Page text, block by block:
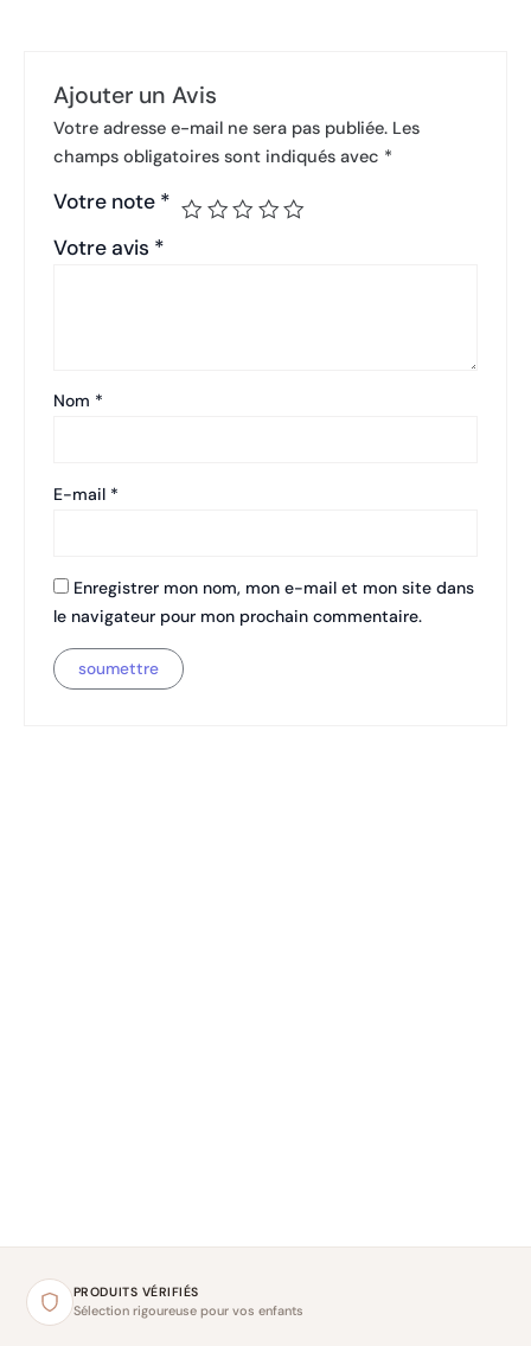
Ajouter un Avis
Votre adresse e-mail ne sera pas publiée. Les
champs obligatoires sont indiqués avec *
Votre note *
Votre avis *
Nom *
E-mail *
Enregistrer mon nom, mon e-mail et mon site dans
le navigateur pour mon prochain commentaire.
PRODUITS VÉRIFIÉS
Sélection rigoureuse pour vos enfants